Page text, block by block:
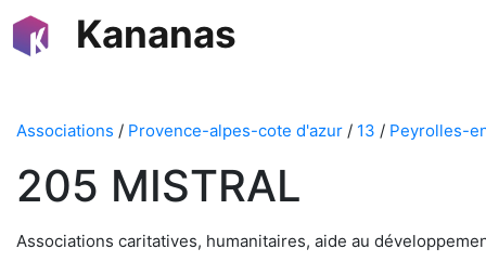
Kananas
Associations / Provence-alpes-cote d'azur / 13 / Peyrolles-
205 MISTRAL
Associations caritatives, humanitaires, aide au